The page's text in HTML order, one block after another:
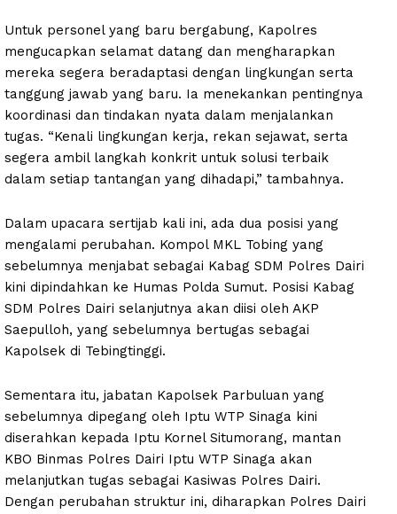
Untuk personel yang baru bergabung, Kapolres
mengucapkan selamat datang dan mengharapkan
mereka segera beradaptasi dengan lingkungan serta
tanggung jawab yang baru. Ia menekankan pentingnya
koordinasi dan tindakan nyata dalam menjalankan
tugas. “Kenali lingkungan kerja, rekan sejawat, serta
segera ambil langkah konkrit untuk solusi terbaik
dalam setiap tantangan yang dihadapi,” tambahnya.
Dalam upacara sertijab kali ini, ada dua posisi yang
mengalami perubahan. Kompol MKL Tobing yang
sebelumnya menjabat sebagai Kabag SDM Polres Dairi
kini dipindahkan ke Humas Polda Sumut. Posisi Kabag
SDM Polres Dairi selanjutnya akan diisi oleh AKP
Saepulloh, yang sebelumnya bertugas sebagai
Kapolsek di Tebingtinggi.
Sementara itu, jabatan Kapolsek Parbuluan yang
sebelumnya dipegang oleh Iptu WTP Sinaga kini
diserahkan kepada Iptu Kornel Situmorang, mantan
KBO Binmas Polres Dairi Iptu WTP Sinaga akan
melanjutkan tugas sebagai Kasiwas Polres Dairi.
Dengan perubahan struktur ini, diharapkan Polres Dairi